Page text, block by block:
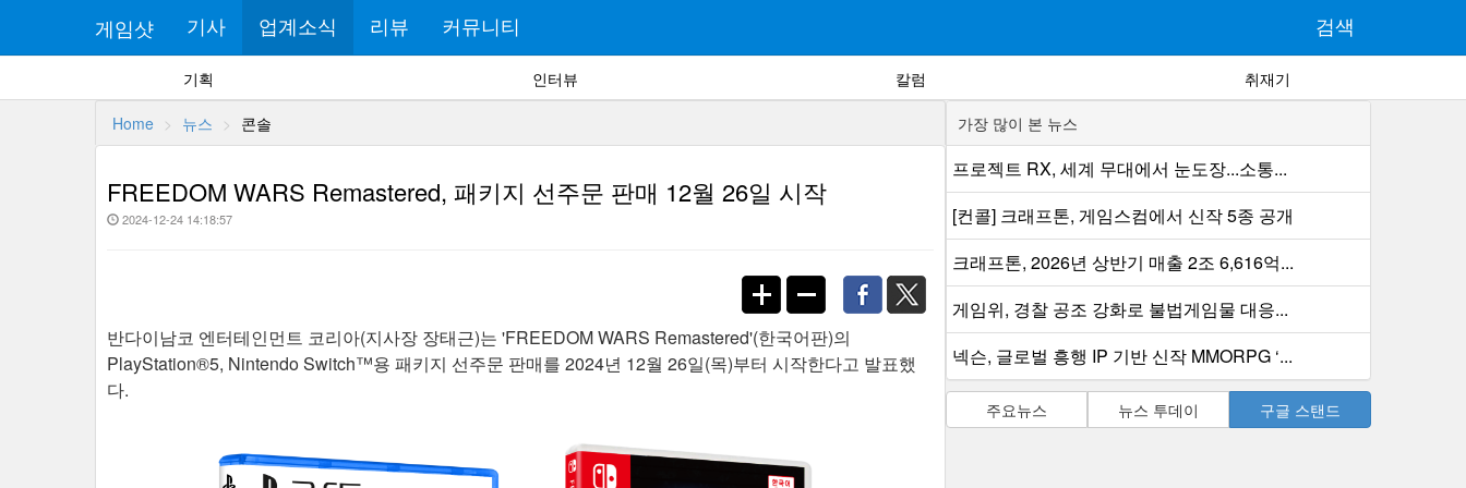
게임샷 기사 업계소식 리뷰 커뮤니티 검색
기획 인터뷰 칼럼 취재기
Home 뉴스 콘솔
FREEDOM WARS Remastered, 패키지 선주문 판매 12월 26일 시작
2024-12-24 14:18:57
반다이남코 엔터테인먼트 코리아(지사장 장태근)는 'FREEDOM WARS Remastered'(한국어판)의
PlayStation®5, Nintendo Switch™용 패키지 선주문 판매를 2024년 12월 26일(목)부터 시작한다고 발표했
다.
가장 많이 본 뉴스
프로젝트 RX, 세계 무대에서 눈도장...소통...
[컨콜] 크래프톤, 게임스컴에서 신작 5종 공개
크래프톤, 2026년 상반기 매출 2조 6,616억...
게임위, 경찰 공조 강화로 불법게임물 대응...
넥슨, 글로벌 흥행 IP 기반 신작 MMORPG ‘...
주요뉴스 뉴스 투데이 구글 스탠드